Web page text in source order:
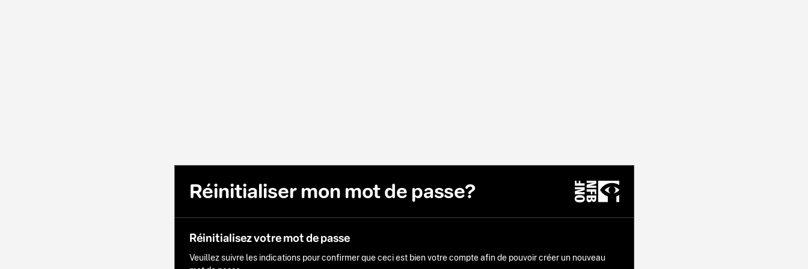
Réinitialiser mon mot de passe?
Réinitialisez votre mot de passe
Veuillez suivre les indications pour confirmer que ceci est bien votre compte afin de pouvoir créer un nouveau